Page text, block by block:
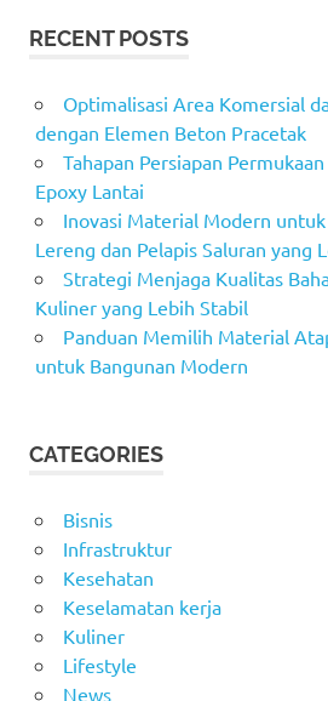
RECENT POSTS
Optimalisasi Area Komersial
dengan Elemen Beton Pracetak
Tahapan Persiapan
Epoxy Lantai
Inovasi Material Modern
Lereng dan Pelapis Saluran yang
Strategi Menjaga Kualitas
Kuliner yang Lebih Stabil
Panduan Memilih Material
untuk Bangunan Modern
CATEGORIES
Bisnis
Infrastruktur
Kesehatan
Keselamatan kerja
Kuliner
Lifestyle
News